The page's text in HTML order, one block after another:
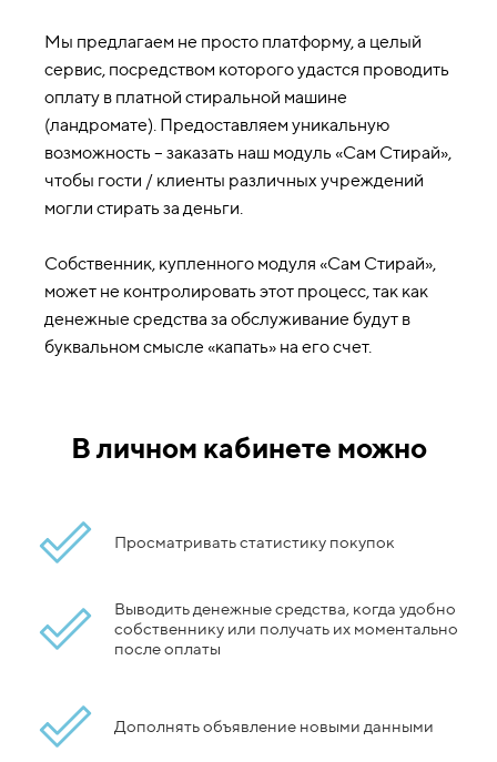
Мы предлагаем не просто платформу, а целый
сервис, посредством которого удастся проводить
оплату в платной стиральной машине
(ландромате). Предоставляем уникальную
возможность – заказать наш модуль «Сам Стирай»,
чтобы гости / клиенты различных учреждений
могли стирать за деньги.
Собственник, купленного модуля «Сам Стирай»,
может не контролировать этот процесс, так как
денежные средства за обслуживание будут в
буквальном смысле «капать» на его счет.
В личном кабинете можно
Просматривать статистику покупок
Выводить денежные средства, когда удобно
собственнику или получать их моментально
после оплаты
Дополнять объявление новыми данными